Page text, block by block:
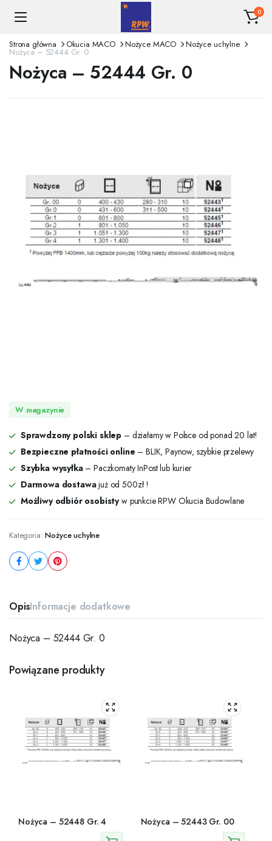
0
Strona główna Okucia MACO Nożyce MACO Nożyce uchylne
Nożyca – 52444 Gr. 0
Nożyca – 52444 Gr. 0
W magazynie
Sprawdzony polski sklep – działamy w Polsce od ponad 20 lat!
Bezpieczne płatności online – BLIK, Paynow, szybkie przelewy
Szybka wysyłka– Paczkomaty InPost lub kurier
Darmowa dostawajuż od 500zł !
Możliwy odbiór osobistyw punkcie RPW Okucia Budowlane
Kategoria: Nożyce uchylne
OpisInformacje dodatkowe
Nożyca – 52444 Gr. 0
Powiązane produkty
Nożyca – 52448 Gr. 4 Nożyca – 52443 Gr. 00